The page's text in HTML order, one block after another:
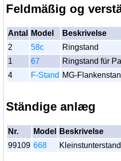
Feldmäßig og
Antal Model
Beskrivelse
2
58c
Ringstand
1
67
Ringstand für
4
F-Stand MG-
Ständige anlæg
Nr. Model
Beskrivelse
99109 668